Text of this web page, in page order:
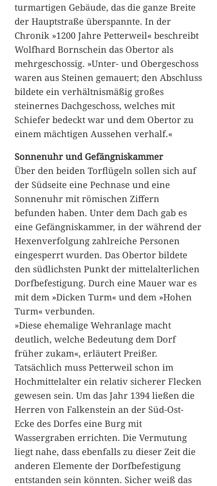
turmartigen Gebäude, das die ganze Breite
der Hauptstraße überspannte. In der
Chronik »1200 Jahre Petterweil« beschreibt
Wolfhard Bornschein das Obertor als
mehrgeschossig. »Unter- und Obergeschoss
waren aus Steinen gemauert; den Abschluss
bildete ein verhältnismäßig großes
steinernes Dachgeschoss, welches mit
Schiefer bedeckt war und dem Obertor zu
einem mächtigen Aussehen verhalf.«
Sonnenuhr und Gefängniskammer
Über den beiden Torflügeln sollen sich auf
der Südseite eine Pechnase und eine
Sonnenuhr mit römischen Ziffern
befunden haben. Unter dem Dach gab es
eine Gefängniskammer, in der während der
Hexenverfolgung zahlreiche Personen
eingesperrt wurden. Das Obertor bildete
den südlichsten Punkt der mittelalterlichen
Dorfbefestigung. Durch eine Mauer war es
mit dem »Dicken Turm« und dem »Hohen
Turm« verbunden.
»Diese ehemalige Wehranlage macht
deutlich, welche Bedeutung dem Dorf
früher zukam«, erläutert Preißer.
Tatsächlich muss Petterweil schon im
Hochmittelalter ein relativ sicherer Flecken
gewesen sein. Um das Jahr 1394 ließen die
Herren von Falkenstein an der Süd-Ost-
Ecke des Dorfes eine Burg mit
Wassergraben errichten. Die Vermutung
liegt nahe, dass ebenfalls zu dieser Zeit die
anderen Elemente der Dorfbefestigung
entstanden sein könnten. Sicher weiß das